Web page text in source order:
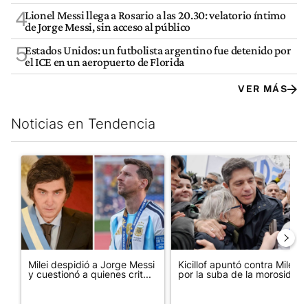
4Lionel Messi llega a Rosario a las 20.30: velatorio íntimo
de Jorge Messi, sin acceso al público
5Estados Unidos: un futbolista argentino fue detenido por
el ICE en un aeropuerto de Florida
VER MÁS
Noticias en Tendencia
Este listado muestra los artículos con más comentarios en los
Un artículo de tendencia con el título "Milei despidió a Jorge
Milei despidió a Jorge Messi
y cuestionó a quienes crit...
Un artículo de tendencia con
Kicillof apuntó contra Milei
por la suba de la morosida...